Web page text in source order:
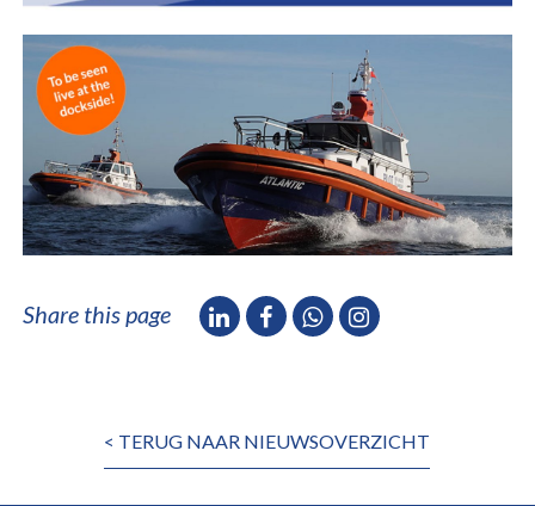
Share this page
< TERUG NAAR NIEUWSOVERZICHT